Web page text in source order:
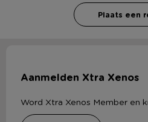
Plaats een
Aanmelden Xtra Xenos
Word Xtra Xenos Member en